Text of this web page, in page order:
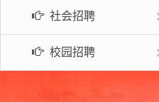
社会招聘
校园招聘